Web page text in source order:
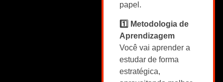
papel.
1️⃣ Metodologia de
Aprendizagem
Você vai aprender a
estudar de forma
estratégica,